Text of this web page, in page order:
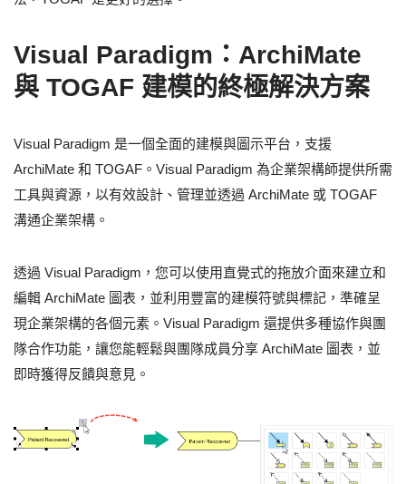
Visual Paradigm：ArchiMate
與 TOGAF 建模的終極解決方案
Visual Paradigm 是一個全面的建模與圖示平台，支援
ArchiMate 和 TOGAF。Visual Paradigm 為企業架構師提供所需
工具與資源，以有效設計、管理並透過 ArchiMate 或 TOGAF
溝通企業架構。
透過 Visual Paradigm，您可以使用直覺式的拖放介面來建立和
編輯 ArchiMate 圖表，並利用豐富的建模符號與標記，準確呈
現企業架構的各個元素。Visual Paradigm 還提供多種協作與團
隊合作功能，讓您能輕鬆與團隊成員分享 ArchiMate 圖表，並
即時獲得反饋與意見。